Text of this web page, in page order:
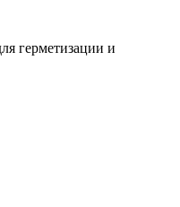
герметизации и